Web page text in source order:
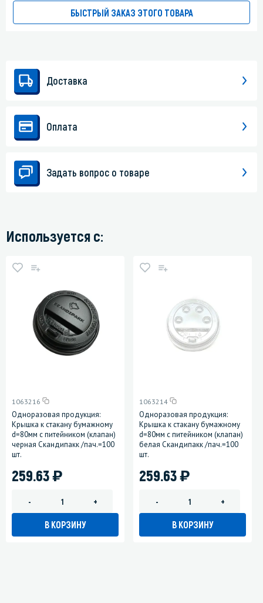
БЫСТРЫЙ ЗАКАЗ ЭТОГО ТОВАРА
Доставка
Оплата
Задать вопрос о товаре
Используется с:
1063216
Одноразовая продукция:
Крышка к стакану бумажному
d=80мм с питейником (клапан)
черная Скандипакк /пач.=100
шт.
259.63)
- +
В КОРЗИНУ
1063214
Одноразовая продукция:
Крышка к стакану бумажному
d=80мм с питейником (клапан)
белая Скандипакк /пач.=100
шт.
259.63)
- +
В КОРЗИНУ